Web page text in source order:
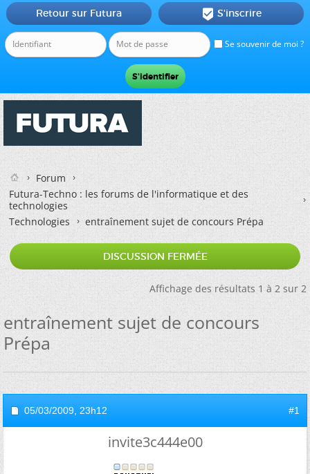
Se souvenir de moi ?
Retour sur Futura  S'inscrire
Forum
Futura-Techno : les forums de l'informatique et des
technologies
Technologies
entraînement sujet de concours Prépa
DISCUSSION FERMÉE
Affichage des résultats 1 à 2 sur 2
entraînement sujet de concours
Prépa
05/03/2009, 23h12 #1
invite3c444e00